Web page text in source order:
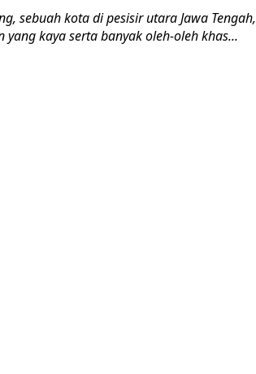
sebuah kota di pesisir utara Jawa Tengah,
kaya serta banyak oleh-oleh khas...